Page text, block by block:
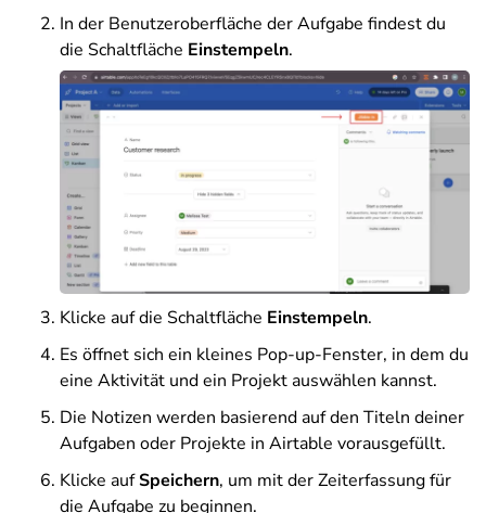
In der Benutzeroberfläche der Aufgabe findest du
die Schaltfläche Einstempeln.
Klicke auf die Schaltfläche Einstempeln.
Es öffnet sich ein kleines Pop-up-Fenster, in dem du
eine Aktivität und ein Projekt auswählen kannst.
Die Notizen werden basierend auf den Titeln deiner
Aufgaben oder Projekte in Airtable vorausgefüllt.
Klicke aufSpeichern, um mit der Zeiterfassung für
die Aufgabe zu beginnen.